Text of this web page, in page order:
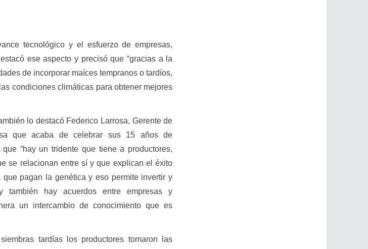
tecnológico y el esfuerzo de empresas,
ese aspecto y precisó que “gracias a la
de incorporar maíces tempranos o tardíos,
condiciones climáticas para obtener mejores
lo destacó Federico Larrosa, Gerente de
que acaba de celebrar sus 15 años de
“hay un tridente que tiene a productores,
se relacionan entre sí y que explican el éxito
pagan la genética y eso permite invertir y
también hay acuerdos entre empresas y
un intercambio de conocimiento que es
tardías los productores tomaron las